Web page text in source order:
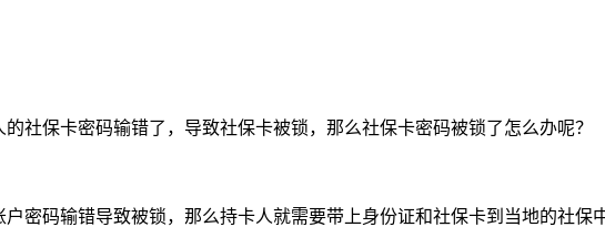
社保卡密码输错了，导致社保卡被锁，那么社保卡密码被锁了怎么办呢？
密码输错导致被锁，那么持卡人就需要带上身份证和社保卡到当地的社保